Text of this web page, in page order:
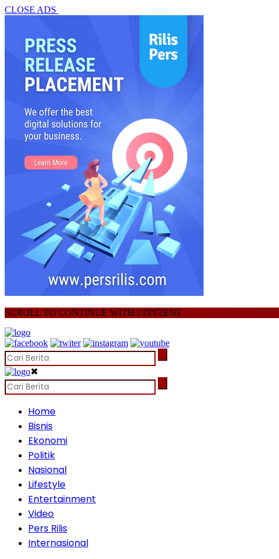
CLOSE ADS
SCROLL TO CONTINUE WITH CONTENT
✖
Home
Bisnis
Ekonomi
Politik
Nasional
Lifestyle
Entertainment
Video
Pers Rilis
Internasional